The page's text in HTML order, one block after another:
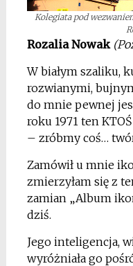
Kolegiata pod
Rozalia Nowak
W białym szaliku,
rozwianymi,
do mnie pewnej
roku 1971 ten
– zróbmy coś…
Zamówił u mnie
zmierzyłam się z
zamian „Album
dziś.
Jego inteligencja,
wyróżniała go